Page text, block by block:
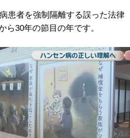
患者を強制隔離する誤った法律
ら30年の節目の年です。